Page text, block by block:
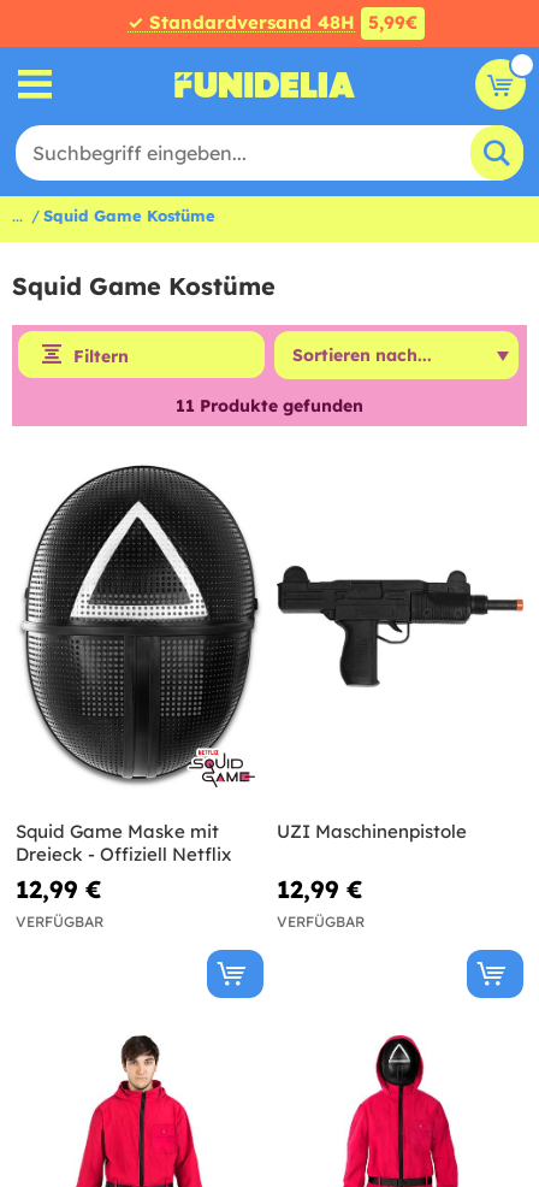
✓ Standardversand 48H 5,99€
... Squid Game Kostüme
Squid Game Kostüme
Filtern
11 Produkte gefunden
Squid Game Maske mit
Dreieck - Offiziell Netflix
12,99 €
VERFÜGBAR
UZI Maschinenpistole
12,99 €
VERFÜGBAR